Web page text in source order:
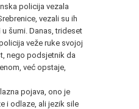
policija vezala
vezali su ih
šumi. Danas, trideset
veže ruke svojoj
nego podsjetnik da
već opstaje,
pojava, ono je
i odlaze, ali jezik sile